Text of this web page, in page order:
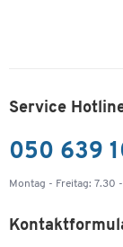
Service
050 639
Montag - Freitag: 7.30